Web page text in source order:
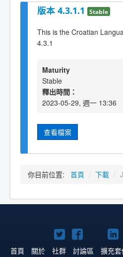
版本 4.3.1.1 Stable
This is the Croatian
4.3.1
Maturity
Stable
釋出時間：
2023-05-29, 週一 13:36
查看檔案
你目前位置: 首頁 / 下載 /
Twitter
上
Facebook
上 上
首頁 關於 社群 討論區 擴充